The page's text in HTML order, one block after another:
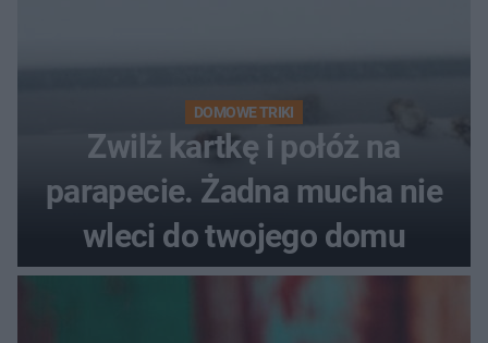
DOMOWE TRIKI
Zwilż kartkę i połóż na
parapecie. Żadna mucha nie
wleci do twojego domu